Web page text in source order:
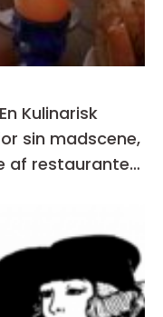
Kulinarisk
sin madscene,
af restauranter,